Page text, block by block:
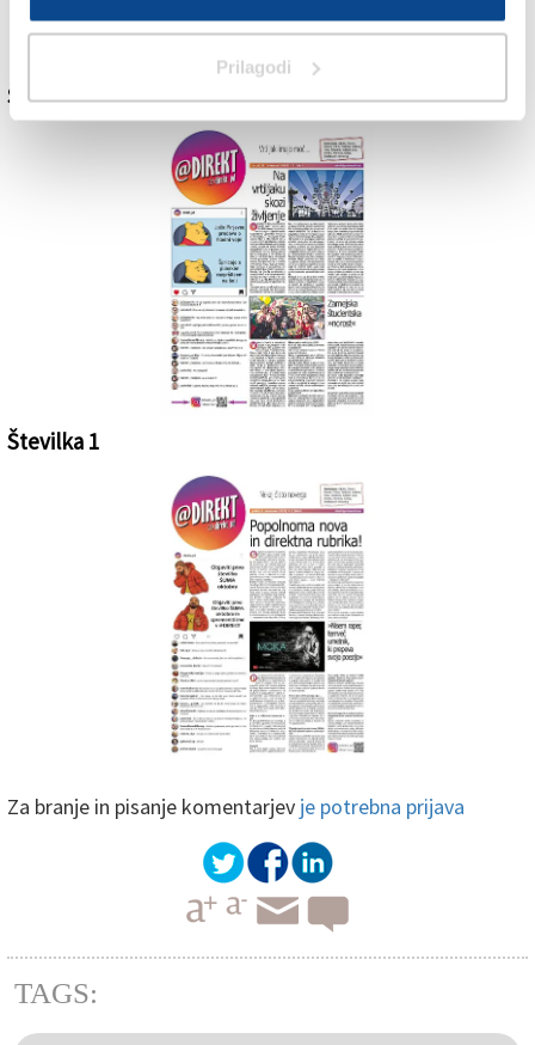
Prilagodi
Številka 2
Št.2 - petek, 15. novembra 2019 - KLIKNI ZA OGLED PDF-ja!
Številka 1
Št.1 - petek, 8. novembra 2019 - KLIKNI ZA OGLED PDF-ja!
Za branje in pisanje komentarjev je potrebna prijava
TAGS: